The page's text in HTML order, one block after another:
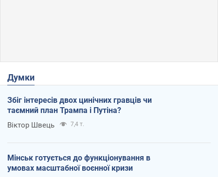
Думки
Збіг інтересів двох цинічних гравців чи
таємний план Трампа і Путіна?
Віктор Швець 7,4 т.
Мінськ готується до функціонування в
умовах масштабної воєнної кризи